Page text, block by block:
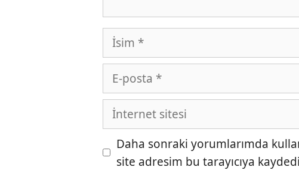
İsim
posta
İnternet
sitesi
Daha sonraki yorumlarımda
site adresim bu tarayıcıya